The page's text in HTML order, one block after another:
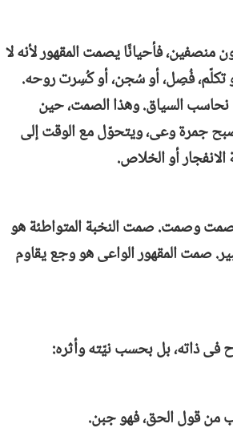
منصفين، فأحيانًا يصمت المقهور لأنه لا
تكلّم، فُصِل، أو سُجن، أو كُسِرت روحه.
نحاسب السياق. وهذا الصمت، حين
جمرة وعى، ويتحوّل مع الوقت إلى
أو الخلاص.
صمت وصمت. صمت النخبة المتواطئة هو
صمت المقهور الواعى هو وجع يقاوم
فى ذاته، بل بحسب نيّته وأثره:
من قول الحق، فهو جبن.